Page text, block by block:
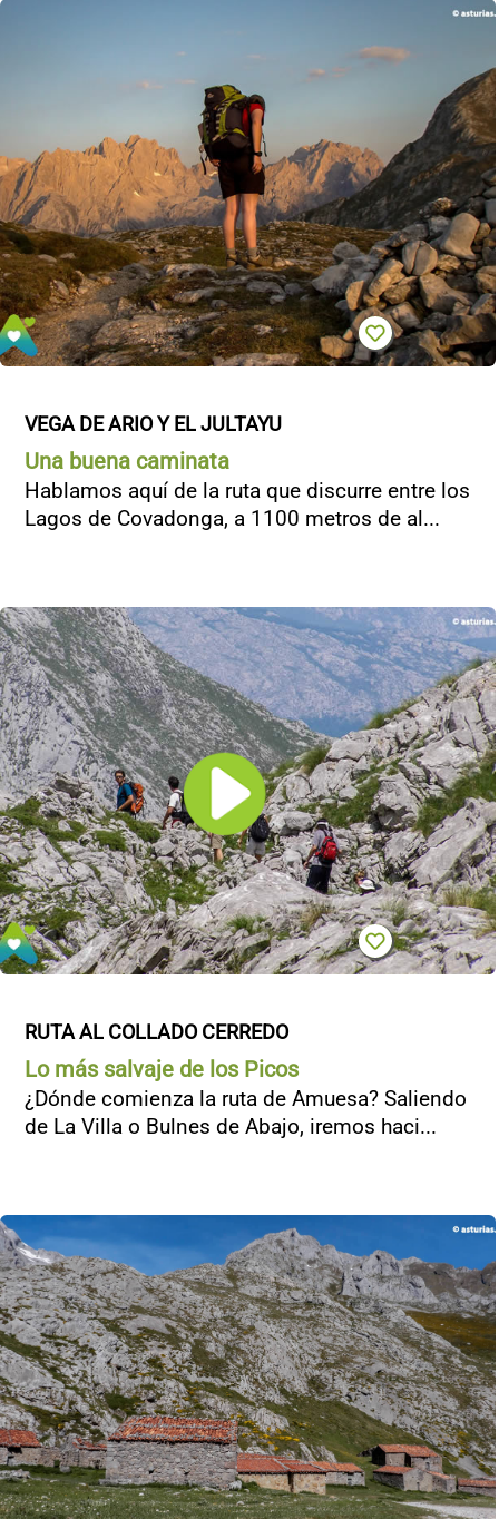
VEGA DE ARIO Y EL JULTAYU
Una buena caminata
Hablamos aquí de la ruta que discurre entre los
Lagos de Covadonga, a 1100 metros de al...
RUTA AL COLLADO CERREDO
Lo más salvaje de los Picos
¿Dónde comienza la ruta de Amuesa? Saliendo
de La Villa o Bulnes de Abajo, iremos haci...